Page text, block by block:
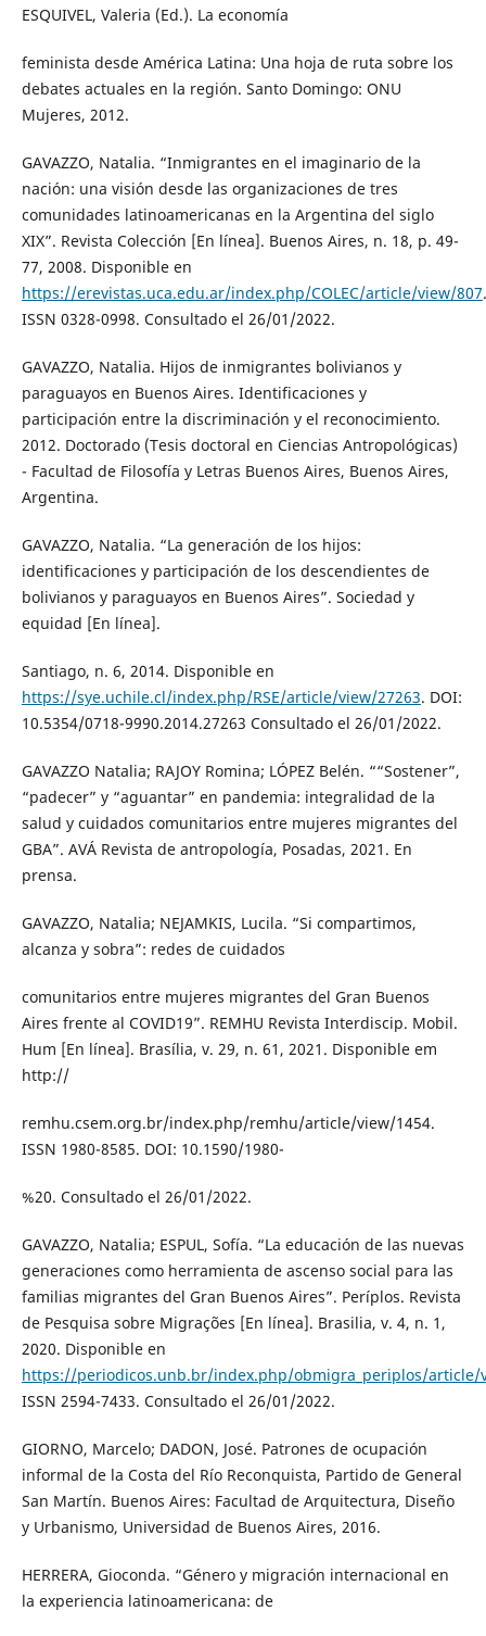
ESQUIVEL, Valeria (Ed.). La economía
feminista desde América Latina: Una hoja de ruta sobre los
debates actuales en la región. Santo Domingo: ONU
Mujeres, 2012.
GAVAZZO, Natalia. “Inmigrantes en el imaginario de la
nación: una visión desde las organizaciones de tres
comunidades latinoamericanas en la Argentina del siglo
XIX”. Revista Colección [En línea]. Buenos Aires, n. 18, p. 49-
77, 2008. Disponible en
https://erevistas.uca.edu.ar/index.php/COLEC/article/view/807.
ISSN 0328-0998. Consultado el 26/01/2022.
GAVAZZO, Natalia. Hijos de inmigrantes bolivianos y
paraguayos en Buenos Aires. Identificaciones y
participación entre la discriminación y el reconocimiento.
2012. Doctorado (Tesis doctoral en Ciencias Antropológicas)
- Facultad de Filosofía y Letras Buenos Aires, Buenos Aires,
Argentina.
GAVAZZO, Natalia. “La generación de los hijos:
identificaciones y participación de los descendientes de
bolivianos y paraguayos en Buenos Aires”. Sociedad y
equidad [En línea].
Santiago, n. 6, 2014. Disponible en
https://sye.uchile.cl/index.php/RSE/article/view/27263. DOI:
10.5354/0718-9990.2014.27263 Consultado el 26/01/2022.
GAVAZZO Natalia; RAJOY Romina; LÓPEZ Belén. ““Sostener”,
“padecer” y “aguantar” en pandemia: integralidad de la
salud y cuidados comunitarios entre mujeres migrantes del
GBA”. AVÁ Revista de antropología, Posadas, 2021. En
prensa.
GAVAZZO, Natalia; NEJAMKIS, Lucila. “Si compartimos,
alcanza y sobra”: redes de cuidados
comunitarios entre mujeres migrantes del Gran Buenos
Aires frente al COVID19”. REMHU Revista Interdiscip. Mobil.
Hum [En línea]. Brasília, v. 29, n. 61, 2021. Disponible em
http://
remhu.csem.org.br/index.php/remhu/article/view/1454.
ISSN 1980-8585. DOI: 10.1590/1980-
%20. Consultado el 26/01/2022.
GAVAZZO, Natalia; ESPUL, Sofía. “La educación de las nuevas
generaciones como herramienta de ascenso social para las
familias migrantes del Gran Buenos Aires”. Períplos. Revista
de Pesquisa sobre Migrações [En línea]. Brasilia, v. 4, n. 1,
2020. Disponible en
https://periodicos.unb.br/index.php/obmigra_periplos/article/
ISSN 2594-7433. Consultado el 26/01/2022.
GIORNO, Marcelo; DADON, José. Patrones de ocupación
informal de la Costa del Río Reconquista, Partido de General
San Martín. Buenos Aires: Facultad de Arquitectura, Diseño
y Urbanismo, Universidad de Buenos Aires, 2016.
HERRERA, Gioconda. “Género y migración internacional en
la experiencia latinoamericana: de